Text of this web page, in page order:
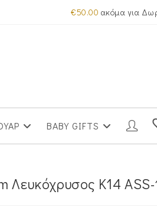
€50.00 ακόμα για
BABY GIFTS
Λευκόχρυσος Κ14 ASS-